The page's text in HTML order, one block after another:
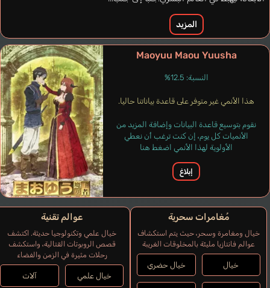
المزيد
Maoyuu Maou Yuusha
النسبة: 12.5%
هذا الأنمي غير متوفر على قاعدة بياناتنا حاليا.
نقوم بتوسيع قاعدة البيانات وإضافة المزيد من
الأنميات كل يوم، إن كنت ترغب أن نعطي
الأولوية لهذا الأنمي اضغط هنا
إبلاغ
مُغامرات سحرية
خيال ومغامرة وسحر، حيث يتم استكشاف
عوالم فانتازيا مليئة بالمخلوقات الغريبة
خيال خيال حضري
عوالم تقنية
خيال علمي وتكنولوجيا حديثة. اكتشف
قصص الروبوتات القتالية، واستكشف
رحلات مثيرة في الزمن والفضاء
خيال علمي آلات